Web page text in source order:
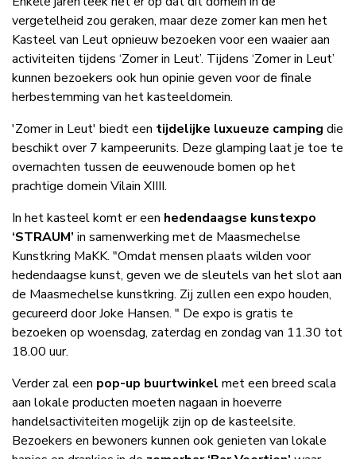
Enkele jaren leek het er op dat dit domein in de
vergetelheid zou geraken, maar deze zomer kan men het
Kasteel van Leut opnieuw bezoeken voor een waaier aan
activiteiten tijdens ‘Zomer in Leut’. Tijdens ‘Zomer in Leut’
kunnen bezoekers ook hun opinie geven voor de finale
herbestemming van het kasteeldomein.
'Zomer in Leut' biedt een tijdelijke luxueuze camping die
beschikt over 7 kampeerunits. Deze glamping laat je toe te
overnachten tussen de eeuwenoude bomen op het
prachtige domein Vilain XIIII.
In het kasteel komt er een hedendaagse kunstexpo
‘STRAUM’ in samenwerking met de Maasmechelse
Kunstkring MaKK. "Omdat mensen plaats wilden voor
hedendaagse kunst, geven we de sleutels van het slot aan
de Maasmechelse kunstkring. Zij zullen een expo houden,
gecureerd door Joke Hansen. " De expo is gratis te
bezoeken op woensdag, zaterdag en zondag van 11.30 tot
18.00 uur.
Verder zal een pop-up buurtwinkel met een breed scala
aan lokale producten moeten nagaan in hoeverre
handelsactiviteiten mogelijk zijn op de kasteelsite.
Bezoekers en bewoners kunnen ook genieten van lokale